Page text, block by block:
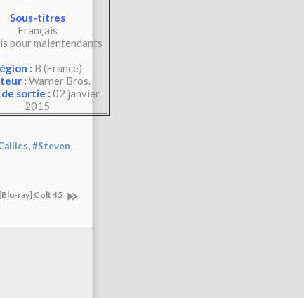
Sous-titres
Français
pour malentendants
: B (France)
: Warner Bros.
sortie : 02 janvier
2015
,#Steven
[Blu-ray] Colt 45